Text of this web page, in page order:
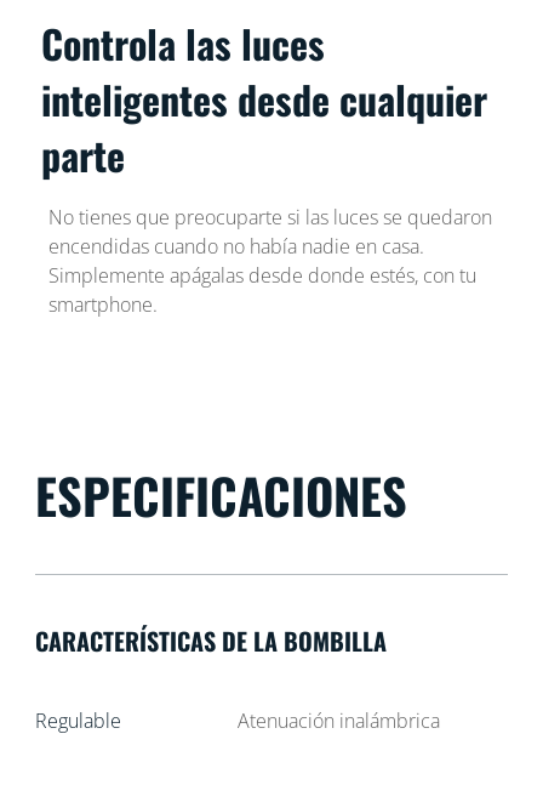
Controla las luces
inteligentes desde cualquier
parte
No tienes que preocuparte si las luces se quedaron
encendidas cuando no había nadie en casa.
Simplemente apágalas desde donde estés, con tu
smartphone.
ESPECIFICACIONES
CARACTERÍSTICAS DE LA BOMBILLA
Regulable Atenuación inalámbrica